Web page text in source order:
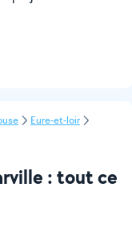
Eure-et-loir
: tout ce